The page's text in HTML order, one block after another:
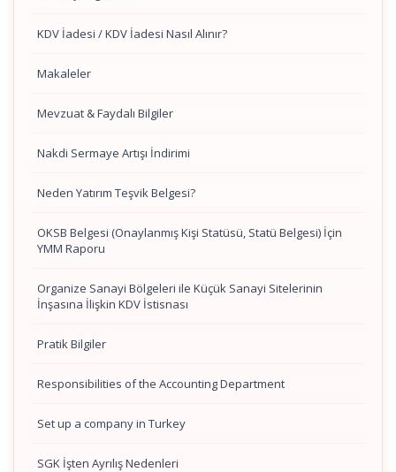
KDV İadesi / KDV İadesi Nasıl Alınır?
Makaleler
Mevzuat & Faydalı Bilgiler
Nakdi Sermaye Artışı İndirimi
Neden Yatırım Teşvik Belgesi?
OKSB Belgesi (Onaylanmış Kişi Statüsü, Statü Belgesi) İçin
YMM Raporu
Organize Sanayi Bölgeleri ile Küçük Sanayi Sitelerinin
İnşasına İlişkin KDV İstisnası
Pratik Bilgiler
Responsibilities of the Accounting Department
Set up a company in Turkey
SGK İşten Ayrılış Nedenleri